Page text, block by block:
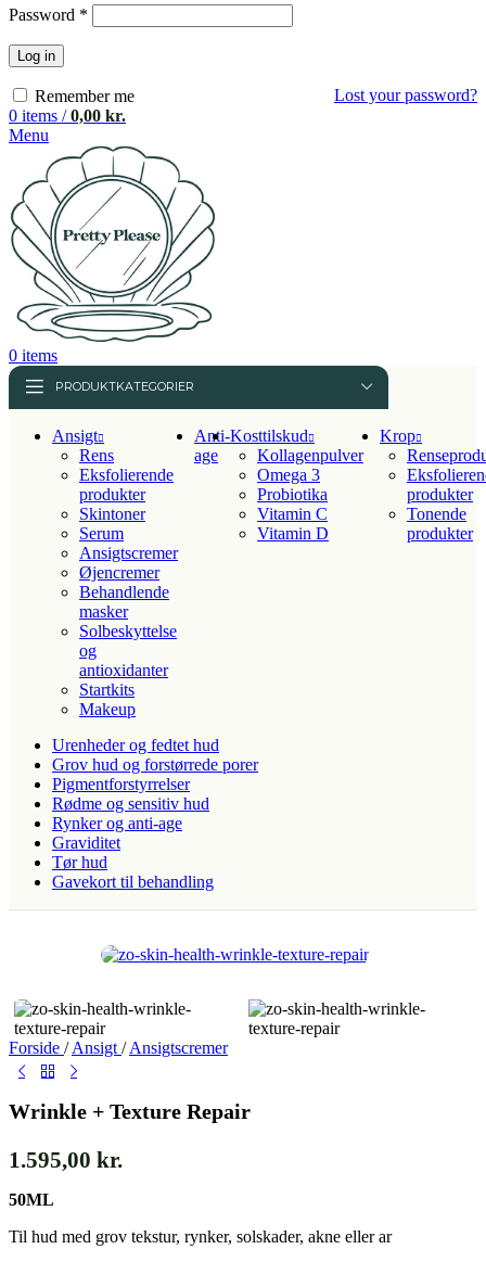
Password *
Log in
Lost your password?
Remember me
0 items / 0,00 kr.
Menu
0 items
PRODUKTKATEGORIER
Ansigt
Rens
Eksfolierende
produkter
Skintoner
Serum
Ansigtscremer
Øjencremer
Behandlende
masker
Solbeskyttelse
og
antioxidanter
Startkits
Makeup
Anti-
age
Kosttilskud
Kollagenpulver
Omega 3
Probiotika
Vitamin C
Vitamin D
Krop
produkter
Tonende
produkter
Urenheder og fedtet hud
Grov hud og forstørrede porer
Pigmentforstyrrelser
Rødme og sensitiv hud
Rynker og anti-age
Graviditet
Tør hud
Gavekort til behandling
Forside / Ansigt / Ansigtscremer
Wrinkle + Texture Repair
1.595,00 kr.
50ML
Til hud med grov tekstur, rynker, solskader, akne eller ar